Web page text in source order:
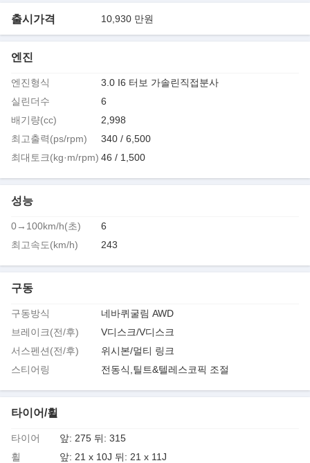
출시가격 10,930 만원
엔진
엔진형식
3.0 I6 터보 가솔린직접분사
실린더수
6
배기량(cc)
2,998
최고출력(ps/rpm)
340 / 6,500
최대토크(kg·m/rpm) 46 / 1,500
성능
0→100km/h(초)
6
최고속도(km/h)
243
구동
구동방식
네바퀴굴림 AWD
브레이크(전/후)
V디스크/V디스크
서스펜션(전/후)
위시본/멀티 링크
스티어링
전동식,틸트&텔레스코픽 조절
타이어/휠
타이어
앞: 275 뒤: 315
휠
앞: 21 x 10J 뒤: 21 x 11J